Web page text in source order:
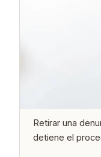
Retirar una
detiene el